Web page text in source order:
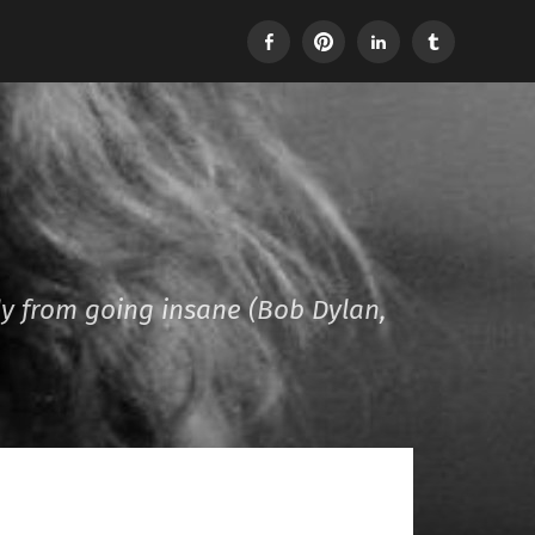
FacebookPinterestLinkedInTumblr
from going insane (Bob Dylan,